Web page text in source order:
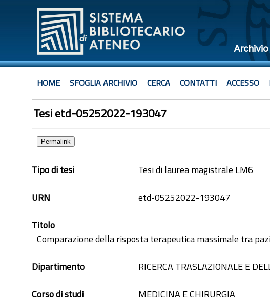
HOME SFOGLIA ARCHIVIO CERCA CONTATTI ACCESSO
Tesi etd-05252022-193047
Permalink
Tipo di tesi
Tesi di laurea magistrale LM6
URN
etd-05252022-193047
Titolo
Comparazione della risposta terapeutica massimale tra
Dipartimento
RICERCA TRASLAZIONALE E
Corso di studi
MEDICINA E CHIRURGIA